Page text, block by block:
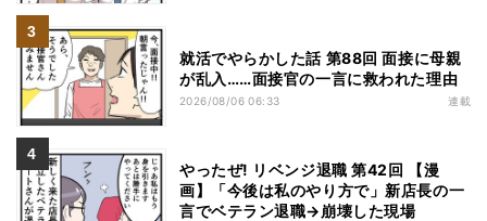
就活でやらかした話 第88回 面接に母親
が乱入……面接官の一言に救われた理由
2026/08/06 06:33 連載
やったぜ! リベンジ退職 第42回 【漫
画】「今後は私のやり方で」新店長の一
言でベテラン退職→崩壊した現場